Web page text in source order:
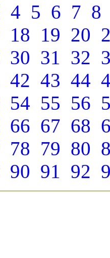
4 5 6 7 8
18 19 20
30 31 32
42 43 44
54 55 56
66 67 68
78 79 80
90 91 92